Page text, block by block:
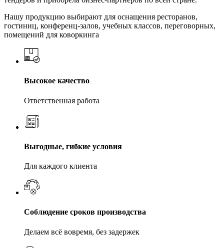
Нашу продукцию выбирают для оснащения ресторанов,
гостиниц, конференц-залов, учебных классов, переговорных,
помещений для коворкинга
Высокое качество
Ответственная работа
Выгодные, гибкие условия
Для каждого клиента
Соблюдение сроков производства
Делаем всё вовремя, без задержек